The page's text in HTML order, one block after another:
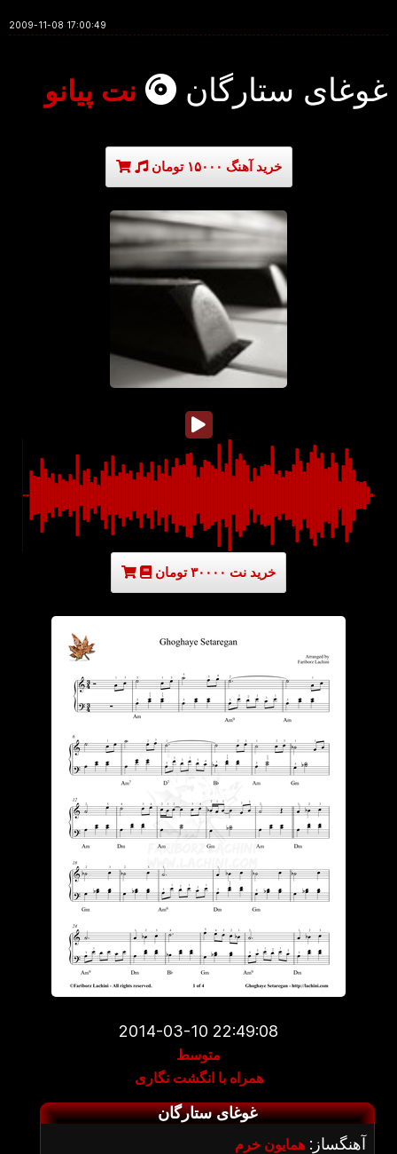
2009-11-08 17:00:49
غوغای ستارگان نت پیانو
خرید آهنگ ۱۵۰۰۰ تومان
خرید نت ۳۰۰۰۰ تومان
2014-03-10 22:49:08
متوسط
همراه با انگشت نگاری
غوغای ستارگان
آهنگساز: همایون خرم